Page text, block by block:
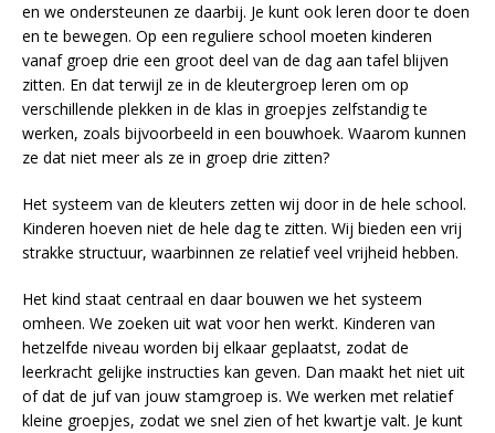
en we ondersteunen ze daarbij. Je kunt ook leren door te doen
en te bewegen. Op een reguliere school moeten kinderen
vanaf groep drie een groot deel van de dag aan tafel blijven
zitten. En dat terwijl ze in de kleutergroep leren om op
verschillende plekken in de klas in groepjes zelfstandig te
werken, zoals bijvoorbeeld in een bouwhoek. Waarom kunnen
ze dat niet meer als ze in groep drie zitten?
Het systeem van de kleuters zetten wij door in de hele school.
Kinderen hoeven niet de hele dag te zitten. Wij bieden een vrij
strakke structuur, waarbinnen ze relatief veel vrijheid hebben.
Het kind staat centraal en daar bouwen we het systeem
omheen. We zoeken uit wat voor hen werkt. Kinderen van
hetzelfde niveau worden bij elkaar geplaatst, zodat de
leerkracht gelijke instructies kan geven. Dan maakt het niet uit
of dat de juf van jouw stamgroep is. We werken met relatief
kleine groepjes, zodat we snel zien of het kwartje valt. Je kunt